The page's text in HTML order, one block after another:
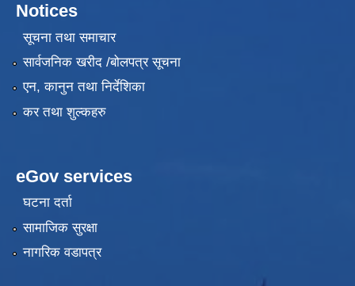
Notices
सूचना तथा समाचार
सार्वजनिक खरीद /बोलपत्र सूचना
एन, कानुन तथा निर्देशिका
कर तथा शुल्कहरु
eGov services
घटना दर्ता
सामाजिक सुरक्षा
नागरिक वडापत्र